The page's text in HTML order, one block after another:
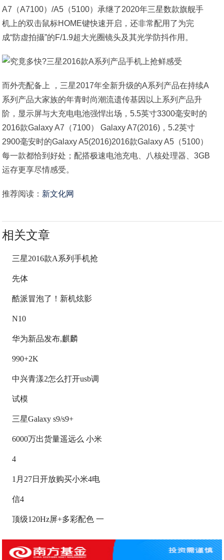
A7（A7100）/A5（5100）承继了2020年三星数款旗舰手
机上的双击鼠标HOME键快速开启，还非常配用了为完
成“防虚拍攝”的F/1.9超大光圈镜头及其光学防抖作用。
而外壳配备上 ，三星2017年全新升级的A系列产品在持续A
系列产品大家族的年青时尚潮流遗传基因以上系列产品升
阶，显示屏与大充电电池强悍出场，5.5英寸3300毫安时的
2016款Galaxy A7（7100） Galaxy A7(2016)，5.2英寸
2900毫安时的Galaxy A5(2016)2016款Galaxy A5（5100）
每一款都恰到好处；配搭极速电池充电、八核处理器、3GB
运存更享尽情感受。
推荐阅读： 新文化网
相关文章
三星2016款A系列手机抢
先体
酷派冒泡了！新机炫影
N10
华为新品发布,麒麟
990+2K
中兴青漾2怎么打开usb调
试模
三星Galaxy s9/s9+
6000万出货量遥远么 小米
4
1月27日开放购买小米4电
信4
顶级120Hz屏+多彩配色 一